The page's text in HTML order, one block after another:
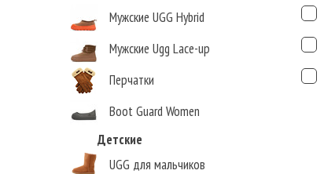
Мужские UGG Hybrid
Мужские Ugg Lace-up
Перчатки
Boot Guard Women
Детские
UGG для мальчиков